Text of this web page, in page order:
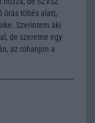
órás töltés alatt,
Szerintem aki
de szeretne egy
az rohanjon a